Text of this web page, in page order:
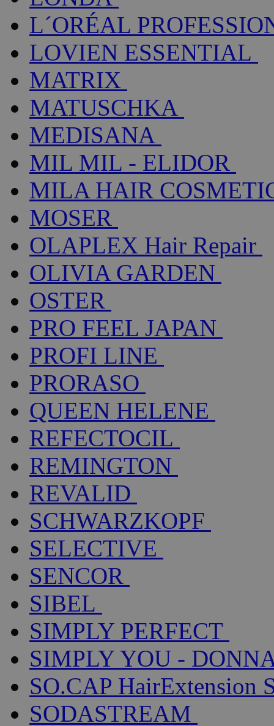
L´ORÉAL
LOVIEN ESSENTIAL
MATRIX
MATUSCHKA
MEDISANA
MIL MIL - ELIDOR
MILA HAIR
MOSER
OLAPLEX Hair Repair
OLIVIA GARDEN
OSTER
PRO FEEL JAPAN
PROFI LINE
PRORASO
QUEEN HELENE
REFECTOCIL
REMINGTON
REVALID
SCHWARZKOPF
SELECTIVE
SENCOR
SIBEL
SIMPLY PERFECT
SIMPLY YOU -
SO.CAP HairExtension
SODASTREAM